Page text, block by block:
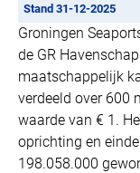
Stand 31-12-2025
Groningen
de GR
maatschappelijk
verdeeld over 600
waarde van € 1.
oprichting en
198.058.000